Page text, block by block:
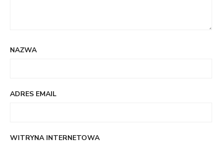
NAZWA
ADRES EMAIL
WITRYNA INTERNETOWA